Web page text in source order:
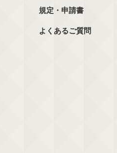
規定・申請書
よくあるご質問